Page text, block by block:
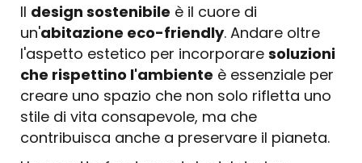
Il design sostenibile è il cuore di
un'abitazione eco-friendly. Andare oltre
l'aspetto estetico per incorporare soluzioni
che rispettino l'ambiente è essenziale per
creare uno spazio che non solo rifletta uno
stile di vita consapevole, ma che
contribuisca anche a preservare il pianeta.